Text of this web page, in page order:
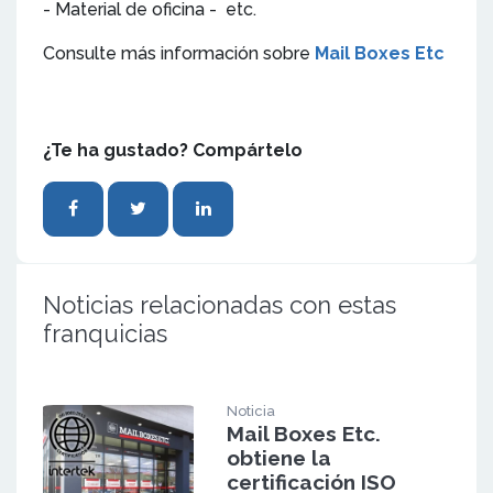
- Material de oficina - etc.
Consulte más información sobre Mail Boxes Etc
¿Te ha gustado? Compártelo
Noticias relacionadas con estas
franquicias
Noticia
Mail Boxes Etc.
obtiene la
certificación ISO